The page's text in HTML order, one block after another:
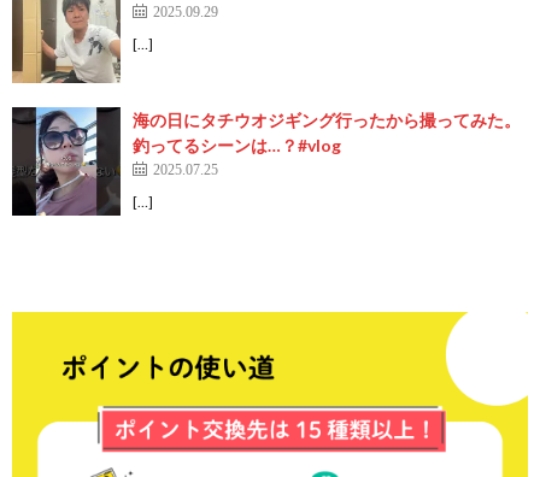
2025.09.29
[…]
海の日にタチウオジギング行ったから撮ってみた。
釣ってるシーンは…？#vlog
2025.07.25
[…]